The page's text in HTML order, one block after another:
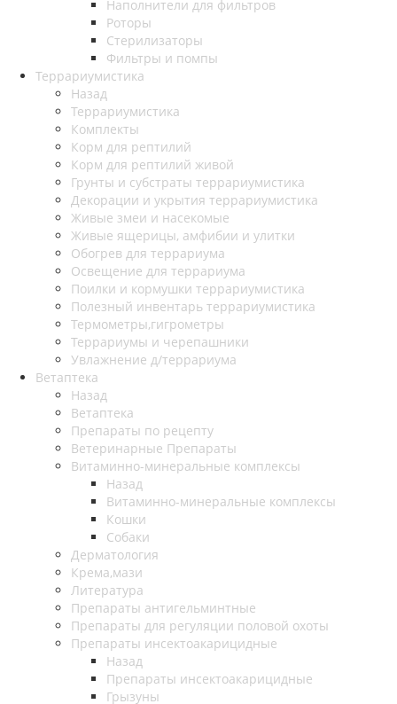
Наполнители для фильтров
Роторы
Стерилизаторы
Фильтры и помпы
Террариумистика
Назад
Террариумистика
Комплекты
Корм для рептилий
Корм для рептилий живой
Грунты и субстраты террариумистика
Декорации и укрытия террариумистика
Живые змеи и насекомые
Живые ящерицы, амфибии и улитки
Обогрев для террариума
Освещение для террариума
Поилки и кормушки террариумистика
Полезный инвентарь террариумистика
Термометры,гигрометры
Террариумы и черепашники
Увлажнение д/террариума
Ветаптека
Назад
Ветаптека
Препараты по рецепту
Ветеринарные Препараты
Витаминно-минеральные комплексы
Назад
Витаминно-минеральные комплексы
Кошки
Собаки
Дерматология
Крема,мази
Литература
Препараты антигельминтные
Препараты для регуляции половой охоты
Препараты инсектоакарицидные
Назад
Препараты инсектоакарицидные
Грызуны